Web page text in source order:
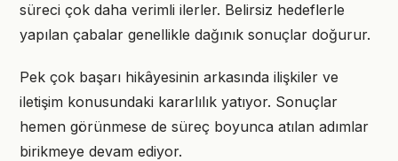
süreci çok daha verimli ilerler. Belirsiz hedeflerle
yapılan çabalar genellikle dağınık sonuçlar doğurur.
Pek çok başarı hikâyesinin arkasında ilişkiler ve
iletişim konusundaki kararlılık yatıyor. Sonuçlar
hemen görünmese de süreç boyunca atılan adımlar
birikmeye devam ediyor.